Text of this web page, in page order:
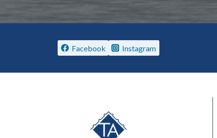
Facebook Instagram